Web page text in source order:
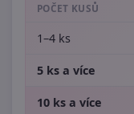
POČET KUSŮ
1–4 ks
5 ks a více
10 ks a více